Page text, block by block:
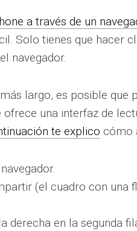
a través de un
Solo tienes que hacer
navegador.
largo, es posible que
una interfaz de
te explico cómo
(el cuadro con una
derecha en la segunda